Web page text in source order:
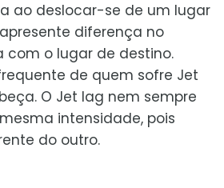
ao deslocar-se de um lugar
diferença no
com o lugar de destino.
de quem sofre Jet
O Jet lag nem sempre
intensidade, pois
do outro.